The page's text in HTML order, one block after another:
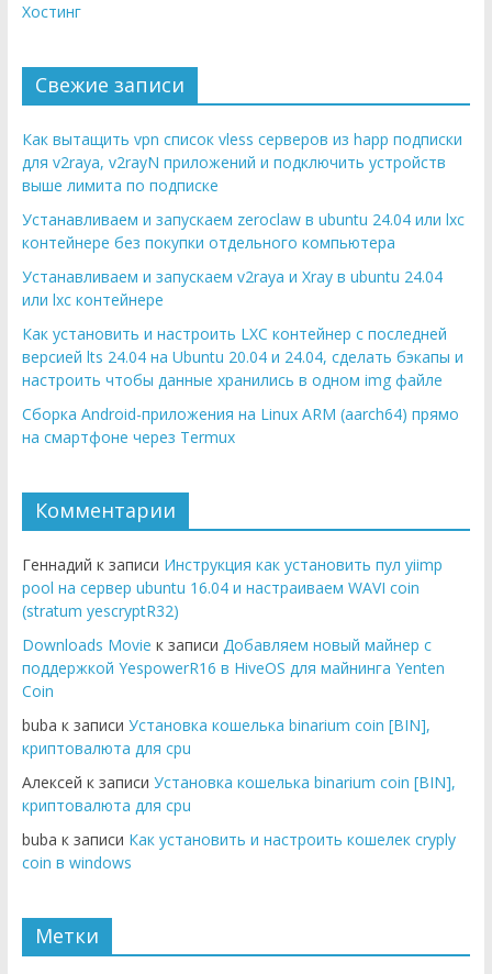
Хостинг
Свежие записи
Как вытащить vpn список vless серверов из happ подписки
для v2raya, v2rayN приложений и подключить устройств
выше лимита по подписке
Устанавливаем и запускаем zeroclaw в ubuntu 24.04 или lxc
контейнере без покупки отдельного компьютера
Устанавливаем и запускаем v2raya и Xray в ubuntu 24.04
или lxc контейнере
Как установить и настроить LXC контейнер с последней
версией lts 24.04 на Ubuntu 20.04 и 24.04, сделать бэкапы и
настроить чтобы данные хранились в одном img файле
Сборка Android-приложения на Linux ARM (aarch64) прямо
на смартфоне через Termux
Комментарии
Геннадий к записи Инструкция как установить пул yiimp
pool на сервер ubuntu 16.04 и настраиваем WAVI coin
(stratum yescryptR32)
Downloads Movie к записи Добавляем новый майнер с
поддержкой YespowerR16 в HiveOS для майнинга Yenten
Coin
buba к записи Установка кошелька binarium coin [BIN],
криптовалюта для cpu
Алексей к записи Установка кошелька binarium coin [BIN],
криптовалюта для cpu
buba к записи Как установить и настроить кошелек cryply
coin в windows
Метки